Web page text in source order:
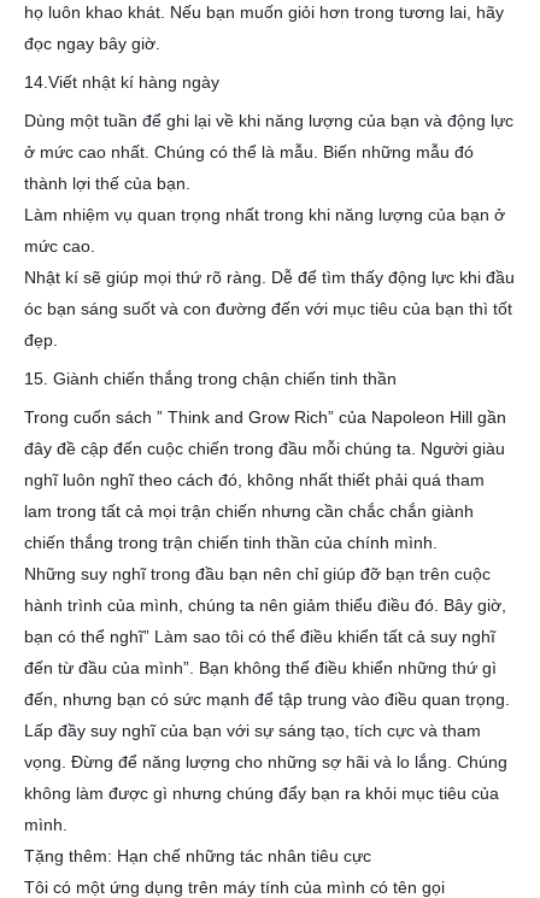
họ luôn khao khát. Nếu bạn muốn giỏi hơn trong tương lai, hãy
đọc ngay bây giờ.
14.Viết nhật kí hàng ngày
Dùng một tuần để ghi lại về khi năng lượng của bạn và động lực
ở mức cao nhất. Chúng có thể là mẫu. Biến những mẫu đó
thành lợi thế của bạn.
Làm nhiệm vụ quan trọng nhất trong khi năng lượng của bạn ở
mức cao.
Nhật kí sẽ giúp mọi thứ rõ ràng. Dễ để tìm thấy động lực khi đầu
óc bạn sáng suốt và con đường đến với mục tiêu của bạn thì tốt
đẹp.
15. Giành chiến thắng trong chận chiến tinh thần
Trong cuốn sách ” Think and Grow Rich” của Napoleon Hill gần
đây đề cập đến cuộc chiến trong đầu mỗi chúng ta. Người giàu
nghĩ luôn nghĩ theo cách đó, không nhất thiết phải quá tham
lam trong tất cả mọi trận chiến nhưng cần chắc chắn giành
chiến thắng trong trận chiến tinh thần của chính mình.
Những suy nghĩ trong đầu bạn nên chỉ giúp đỡ bạn trên cuộc
hành trình của mình, chúng ta nên giảm thiểu điều đó. Bây giờ,
bạn có thể nghĩ” Làm sao tôi có thể điều khiển tất cả suy nghĩ
đến từ đầu của mình”. Bạn không thể điều khiển những thứ gì
đến, nhưng bạn có sức mạnh để tập trung vào điều quan trọng.
Lấp đầy suy nghĩ của bạn với sự sáng tạo, tích cực và tham
vọng. Đừng để năng lượng cho những sợ hãi và lo lắng. Chúng
không làm được gì nhưng chúng đẩy bạn ra khỏi mục tiêu của
mình.
Tặng thêm: Hạn chế những tác nhân tiêu cực
Tôi có một ứng dụng trên máy tính của mình có tên gọi